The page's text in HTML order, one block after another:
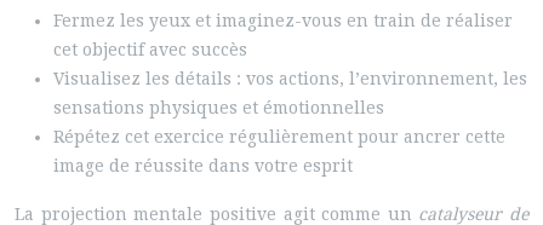
Fermez les yeux et imaginez-vous en train de réaliser
cet objectif avec succès
Visualisez les détails : vos actions, l’environnement, les
sensations physiques et émotionnelles
Répétez cet exercice régulièrement pour ancrer cette
image de réussite dans votre esprit
La projection mentale positive agit comme un catalyseur de